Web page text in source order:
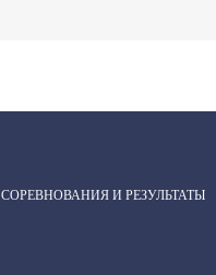
СОРЕВНОВАНИЯ И РЕЗУЛЬТАТЫ